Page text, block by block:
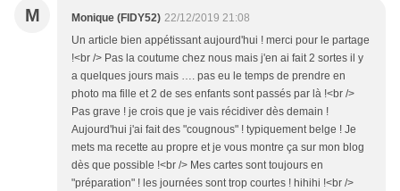
M Monique (FIDY52) 22/12/2019 21:08
Un article bien appétissant aujourd'hui ! merci pour le partage
!<br /> Pas la coutume chez nous mais j'en ai fait 2 sortes il y
a quelques jours mais …. pas eu le temps de prendre en
photo ma fille et 2 de ses enfants sont passés par là !<br />
Pas grave ! je crois que je vais récidiver dès demain !
Aujourd'hui j'ai fait des "cougnous" ! typiquement belge ! Je
mets ma recette au propre et je vous montre ça sur mon blog
dès que possible !<br /> Mes cartes sont toujours en
"préparation" ! les journées sont trop courtes ! hihihi !<br />